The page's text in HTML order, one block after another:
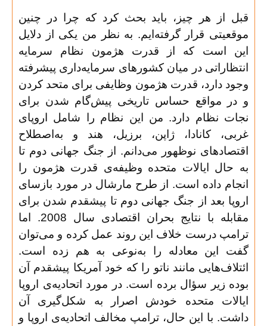
قبل از هر چیز، باید بحث کرد که چرا در چنین
موقعیتی قرار گرفته‌ایم. به نظر من یکی از دلایل
این است که از قدرت هژمون نظام سرمایه
انتظاراتی در میان کشورهای سرمایه‌داری پیشرفته
وجود دارد، قدرت هژمون وظایفی برای متحد کردن
و در مواقع حساس تاریخی پیش‌گام شدن برای
نجات نظام دارد. من این نظام را شامل اروپای
غربی، کانادا، ژاپن، برزیل، هند و به‌اصطلاح
اقتصادهای نوظهور می‌دانم. از جنگ جهانی دوم تا
به حال ایالات متحده وظیفه‌ی قدرت هژمون را
انجام داده است. از طرح مارشال در مورد بازسای
اروپا بعد از جنگ جهانی دوم تا پیشقدم شدن برای
مقابله با نتایج بحران اقتصادی سال 2008. اما
ترامپ درست خلاف این روند عمل کرده و می‌توان
گفت این معادله را به‌نوعی به هم زده است.
ائتلاف‌هایی مانند ناتو را که خود آمریکا پیشقدم آن
بوده زیر سؤال برده است. در مورد اتحادیه‌ی اروپا
ایالات متحده خودش اصرار به ‌شکل‌گیری آن
داشت. با این حال، ترامپ مخالف اتحادیه‌ی اروپا و